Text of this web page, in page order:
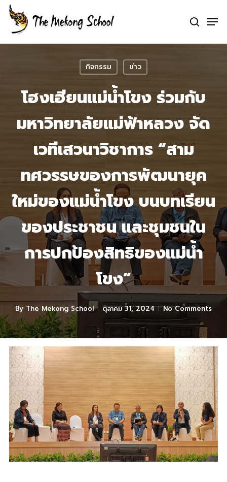
Skip
main
content
search
กิจกรรม ข่าว
โฮงเฮียนแม่น้ำโขง ร่วมกับ
มหาวิทยาลัยแม่ฟ้าหลวง จัด
เวทีเสวนาวิชาการ “สาม
ทศวรรษของการพัฒนายุค
ใหม่ของแม่น้ำโขง บนบทเรียน
ของประชาชน และชุมชนใน
การปกป้องสิทธิของแม่น้ำ
โขง”
By The Mekong School ตุลาคม 31, 2024 No Comments